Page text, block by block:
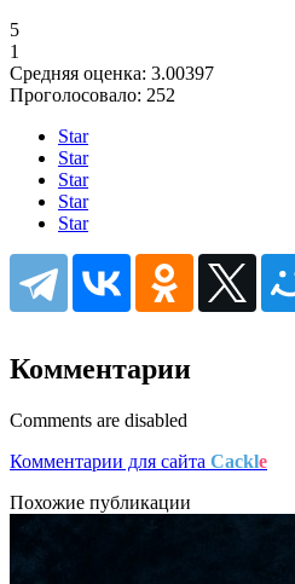
5
1
Средняя оценка: 3.00397
Проголосовало: 252
Star
Star
Star
Star
Star
Комментарии
Comments are disabled
Комментарии для сайта Cackle
Похожие публикации